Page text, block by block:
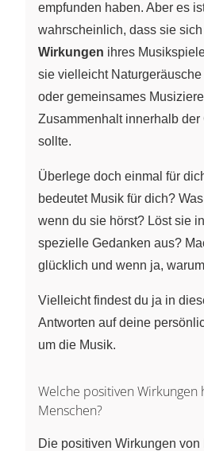
empfunden haben. Aber es
wahrscheinlich, dass sie
Wirkungen ihres
sie vielleicht
oder gemeinsames
Zusammenhalt innerhalb der
sollte.
Überlege doch einmal für
bedeutet Musik für dich?
wenn du sie hörst? Löst sie
spezielle Gedanken aus?
glücklich und wenn ja,
Vielleicht findest du ja in
Antworten auf deine
um die Musik.
Welche positiven Wirkungen
Menschen?
Die positiven Wirkungen von